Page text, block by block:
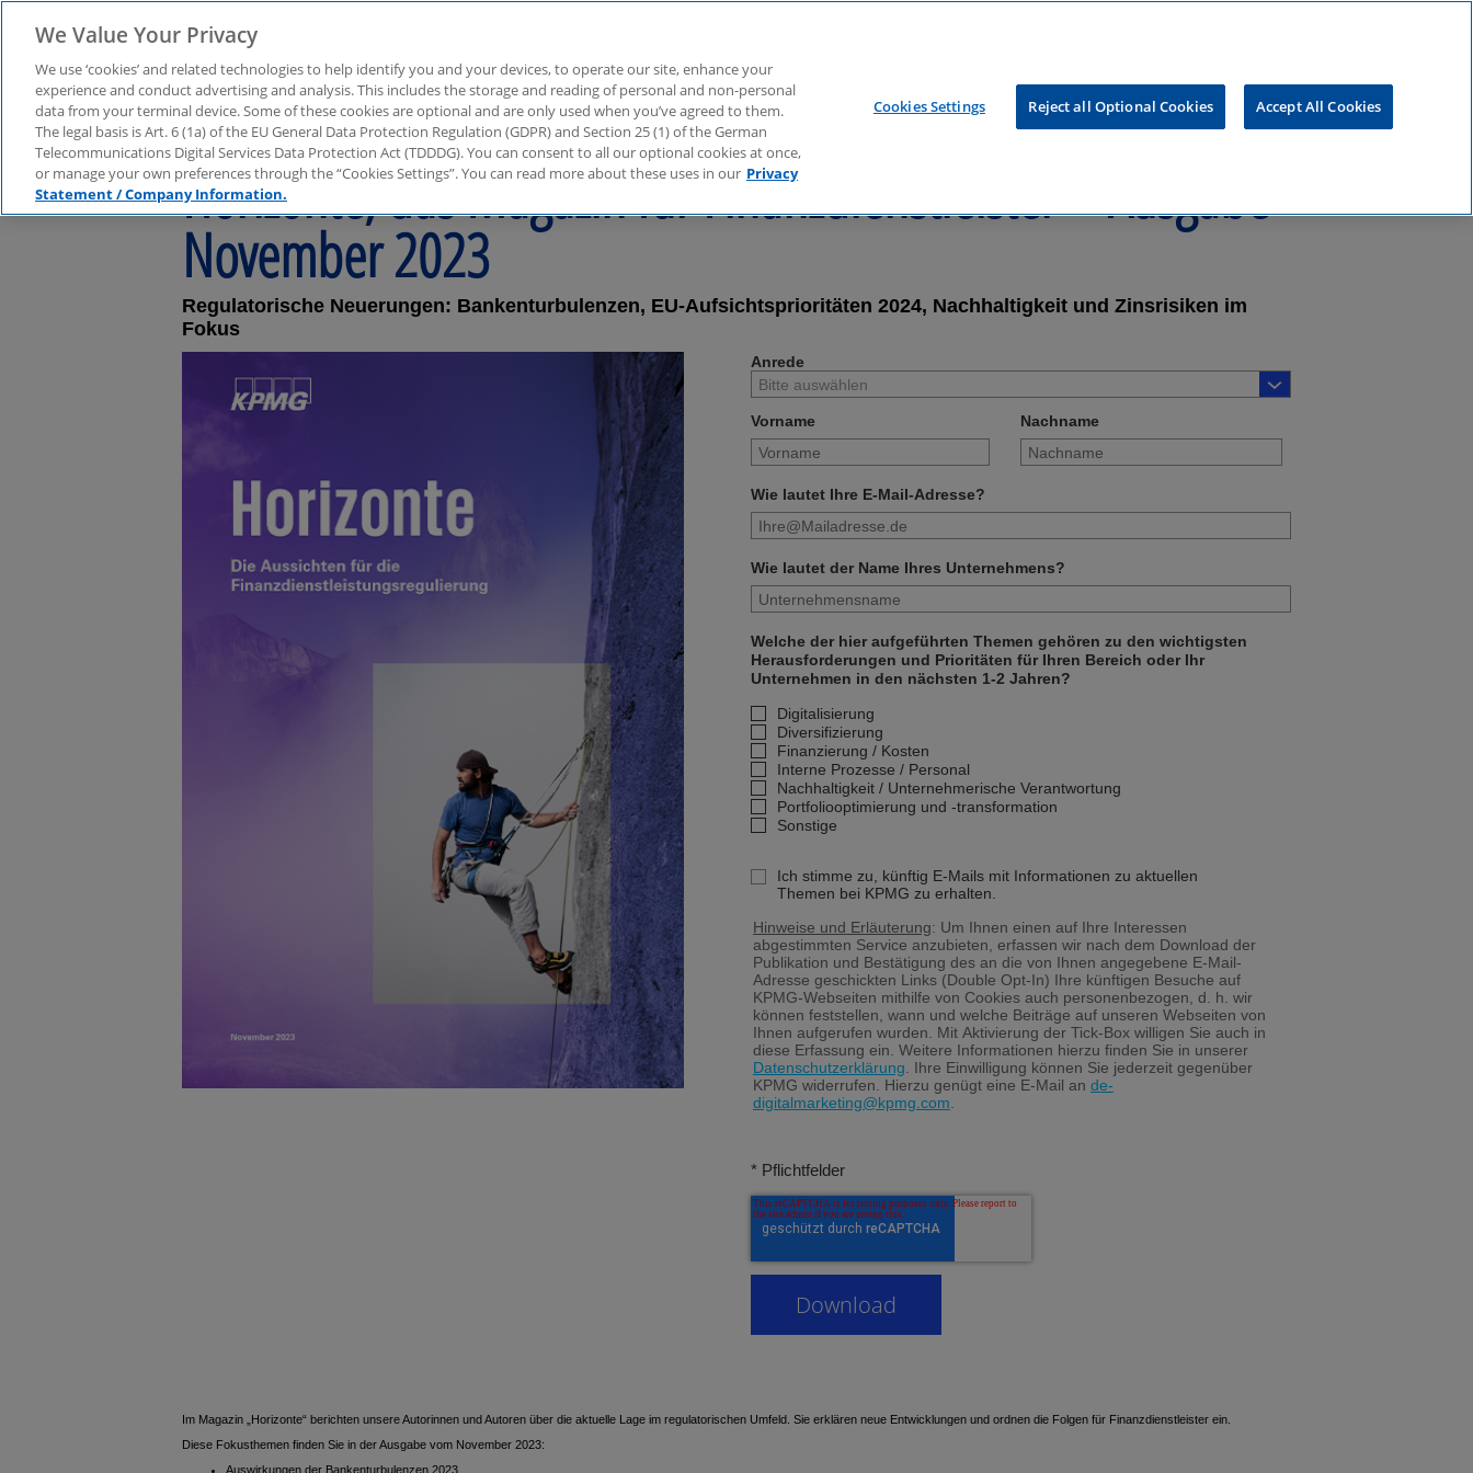
Horizonte, das Magazin für Finanzdienstleister – Ausgabe
November 2023
Regulatorische Neuerungen: Bankenturbulenzen, EU-Aufsichtsprioritäten 2024, Nachhaltigkeit und Zinsrisiken im
Fokus
Anrede
Vorname Nachname
Wie lautet Ihre E-Mail-Adresse?
Wie lautet der Name Ihres Unternehmens?
Welche der hier aufgeführten Themen gehören zu den wichtigsten
Herausforderungen und Prioritäten für Ihren Bereich oder Ihr
Unternehmen in den nächsten 1-2 Jahren?
Digitalisierung
Diversifizierung
Finanzierung / Kosten
Interne Prozesse / Personal
Nachhaltigkeit / Unternehmerische Verantwortung
Portfoliooptimierung und -transformation
Sonstige
Hinweise und Erläuterung: Um Ihnen einen auf Ihre Interessen
abgestimmten Service anzubieten, erfassen wir nach dem Download der
Publikation und Bestätigung des an die von Ihnen angegebene E-Mail-
Adresse geschickten Links (Double Opt-In) Ihre künftigen Besuche auf
KPMG-Webseiten mithilfe von Cookies auch personenbezogen, d. h. wir
können feststellen, wann und welche Beiträge auf unseren Webseiten von
Ihnen aufgerufen wurden. Mit Aktivierung der Tick-Box willigen Sie auch in
diese Erfassung ein. Weitere Informationen hierzu finden Sie in unserer
Datenschutzerklärung . Ihre Einwilligung können Sie jederzeit gegenüber
KPMG widerrufen. Hierzu genügt eine E-Mail an de-
digitalmarketing@kpmg.com
Ich stimme zu, künftig E-Mails mit Informationen zu aktuellen
Themen bei KPMG zu erhalten.
* Pflichtfelder
Im Magazin „Horizonte“ berichten unsere Autorinnen und Autoren über die aktuelle Lage im regulatorischen Umfeld. Sie erklären neue Entwicklungen und ordnen die Folgen für Finanzdienstleister ein.
Diese Fokusthemen finden Sie in der Ausgabe vom November 2023:
Auswirkungen der Bankenturbulenzen 2023
We Value Your Privacy
We use ‘cookies’ and related technologies to help identify you and your devices, to operate our site, enhance your
experience and conduct advertising and analysis. This includes the storage and reading of personal and non-personal
data from your terminal device. Some of these cookies are optional and are only used when you’ve agreed to them.
The legal basis is Art. 6 (1a) of the EU General Data Protection Regulation (GDPR) and Section 25 (1) of the German
Telecommunications Digital Services Data Protection Act (TDDDG). You can consent to all our optional cookies at once,
or manage your own preferences through the “Cookies Settings”. You can read more about these uses in our Privacy
Statement / Company Information.
Cookies Settings Reject all Optional Cookies Accept All Cookies